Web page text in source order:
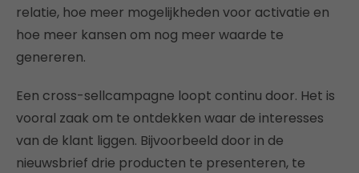
relatie, hoe meer mogelijkheden voor activatie en
hoe meer kansen om nog meer waarde te
genereren.
Een cross-sellcampagne loopt continu door. Het is
vooral zaak om te ontdekken waar de interesses
van de klant liggen. Bijvoorbeeld door in de
nieuwsbrief drie producten te presenteren, te